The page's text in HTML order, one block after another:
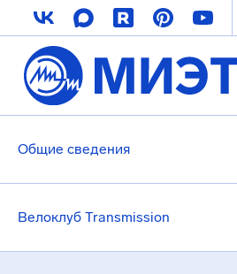
Общие сведения
Велоклуб Transmission